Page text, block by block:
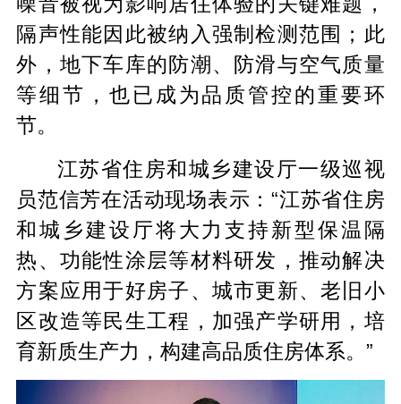
隔声性能因此被纳入强制检测范围；此
外，地下车库的防潮、防滑与空气质量
等细节，也已成为品质管控的重要环
节。
江苏省住房和城乡建设厅一级巡视
员范信芳在活动现场表示：“江苏省住房
和城乡建设厅将大力支持新型保温隔
热、功能性涂层等材料研发，推动解决
方案应用于好房子、城市更新、老旧小
区改造等民生工程，加强产学研用，培
育新质生产力，构建高品质住房体系。”